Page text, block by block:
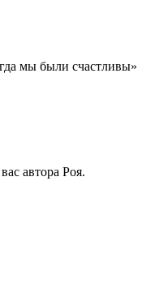
мы были счастливы»
автора Роя.